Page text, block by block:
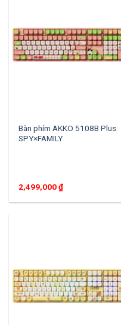
Bàn phím AKKO 5108B Plus
SPY×FAMILY
2,499,000₫